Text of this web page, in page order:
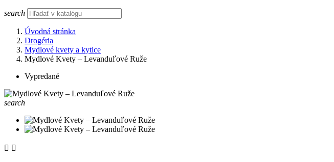
search
Úvodná stránka
Drogéria
Mydlové kvety a kytice
Mydlové Kvety – Levanduľové Ruže
Vypredané
search
 